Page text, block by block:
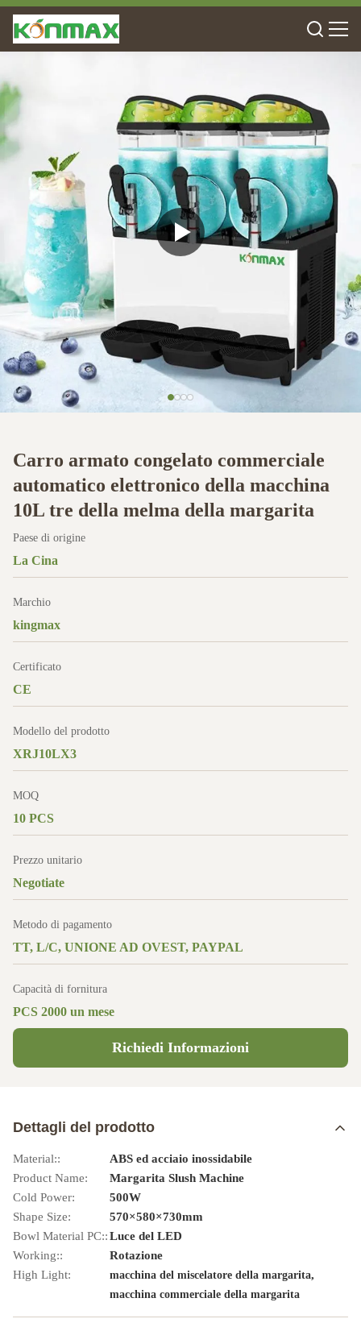
Carro armato congelato commerciale
automatico elettronico della macchina
10L tre della melma della margarita
Paese di origine
La Cina
Marchio
kingmax
Certificato
CE
Modello del prodotto
XRJ10LX3
MOQ
10 PCS
Prezzo unitario
Negotiate
Metodo di pagamento
TT, L/C, UNIONE AD OVEST, PAYPAL
Capacità di fornitura
PCS 2000 un mese
Richiedi Informazioni
Dettagli del prodotto
Material::
ABS ed acciaio inossidabile
Product Name:
Margarita Slush Machine
Cold Power:
500W
Shape Size:
570×580×730mm
Bowl Material PC::Luce del LED
Working::
Rotazione
High Light:
macchina del miscelatore della margarita,
macchina commerciale della margarita